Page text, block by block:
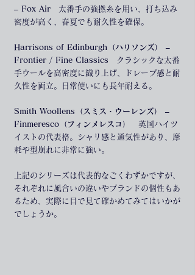
– Fox Air 太番手の強撚糸を用い、打ち込み
密度が高く、春夏でも耐久性を確保。
Harrisons of Edinburgh（ハリソンズ） –
Frontier / Fine Classics クラシックな太番
手ウールを高密度に織り上げ、ドレープ感と耐
久性を両立。日常使いにも長年耐える。
Smith Woollens（スミス・ウーレンズ） –
Finmeresco（フィンメレスコ）
英国ハイツ
イストの代表格。シャリ感と通気性があり、摩
耗や型崩れに非常に強い。
上記のシリーズは代表的なごくわずかですが、
それぞれに風合いの違いやブランドの個性もあ
るため、実際に目で見て確かめてみてはいかが
でしょうか。